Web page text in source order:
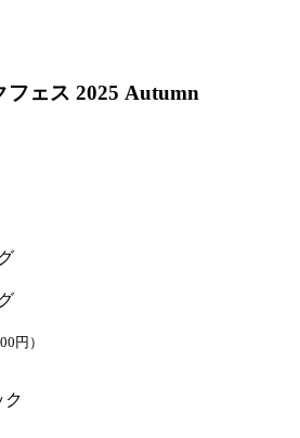
フェス 2025 Autumn
円）
ク